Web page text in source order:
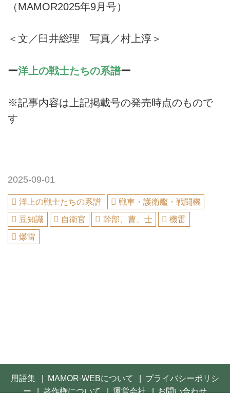
（MAMOR2025年9月号）
＜文／臼井総理 写真／村上淳＞
ー洋上の戦士たちの系譜ー
※記事内容は上記掲載号の発売時点のもので
す
2025-09-01
洋上の戦士たちの系譜
戦車・護衛艦・戦闘機
豆知識
自衛官 幹部、曹、士
機雷
爆雷
用語集 MAMOR-WEBについて
プライバシーポリシ
ー
著作権について 運営会社
お問い合わせ